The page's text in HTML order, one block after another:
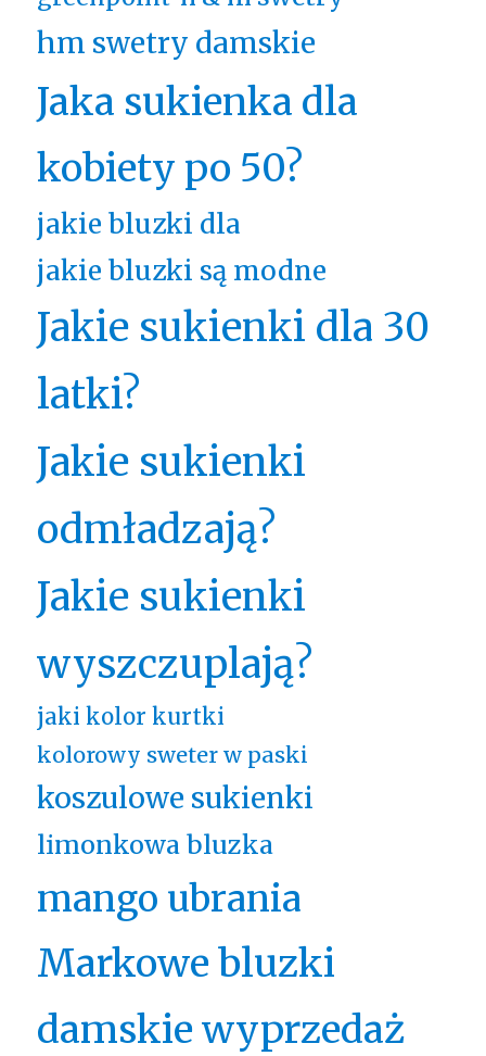
hm swetry damskie
Jaka sukienka dla
kobiety po 50?
jakie bluzki dla
jakie bluzki są modne
Jakie sukienki dla 30
latki?
Jakie sukienki
odmładzają?
Jakie sukienki
wyszczuplają?
jaki kolor kurtki
kolorowy sweter w paski
koszulowe sukienki
limonkowa bluzka
mango ubrania
Markowe bluzki
damskie wyprzedaż